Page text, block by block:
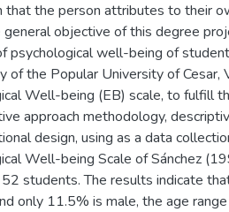
that the person attributes to their
general objective of this degree
psychological well-being of
of the Popular University of Cesar,
Well-being (EB) scale, to fulfill
approach methodology,
design, using as a data
Well-being Scale of Sánchez
students. The results indicate
only 11.5% is male, the age